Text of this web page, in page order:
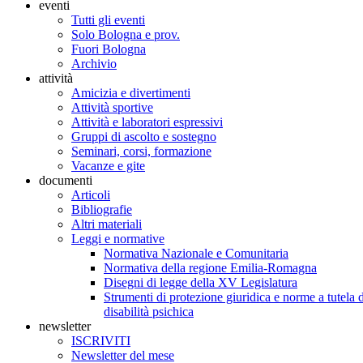
eventi
Tutti gli eventi
Solo Bologna e prov.
Fuori Bologna
Archivio
attività
Amicizia e divertimenti
Attività sportive
Attività e laboratori espressivi
Gruppi di ascolto e sostegno
Seminari, corsi, formazione
Vacanze e gite
documenti
Articoli
Bibliografie
Altri materiali
Leggi e normative
Normativa Nazionale e Comunitaria
Normativa della regione Emilia-Romagna
Disegni di legge della XV Legislatura
Strumenti di protezione giuridica e norme a tutela
disabilità psichica
newsletter
ISCRIVITI
Newsletter del mese